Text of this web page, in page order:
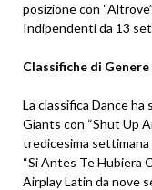
posizione con
Indipendenti da 13
Classifiche di Genere
La classifica Dance
Giants con “Shut Up
tredicesima settimana
“Si Antes Te Hubiera
Airplay Latin da nove